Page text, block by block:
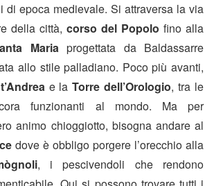
di epoca medievale. Si attraversa la via
della città, corso del Popolo fino alla
Mariaprogettata da Baldassarre
allo stile palladiano. Poco più avanti,
e laTorre dell’Orologio, tra le
funzionanti al mondo. Ma per
animo chioggiotto, bisogna andare al
dove è obbligo porgere l’orecchio alla
, i pescivendoli che rendono